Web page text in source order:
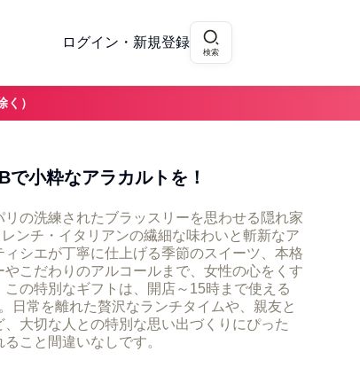
ログイン・新規登録
検索
）
小粋なアラカルトを！
の洗練されたブラッスリーを思わせる隠れ家
ンチ・イタリアンの繊細な味わいと斬新なア
シエが丁寧に仕上げる季節のスイーツ、本格
こだわりのアルコールまで、女性の心をくす
の特別なギフトは、開店～15時まで使える
日常を離れた贅沢なランチタイムや、親友と
大切な人との特別な思い出づくりにぴった
こと間違いなしです。